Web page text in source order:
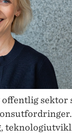
sektor